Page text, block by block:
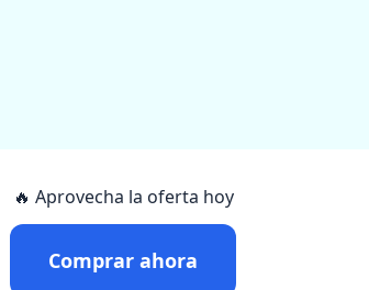
🔥 Aprovecha la oferta hoy
Comprar ahora